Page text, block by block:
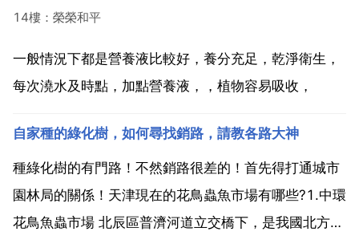
14樓：榮榮和平
一般情況下都是營養液比較好，養分充足，乾淨衛生，
每次澆水及時點，加點營養液，，植物容易吸收，
自家種的綠化樹，如何尋找銷路，請教各路大神
種綠化樹的有門路！不然銷路很差的！首先得打通城市
園林局的關係！天津現在的花鳥蟲魚市場有哪些?1.中環
花鳥魚蟲市場 北辰區普濟河道立交橋下，是我國北方地